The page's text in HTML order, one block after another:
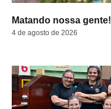
Matando nossa gente!
4 de agosto de 2026